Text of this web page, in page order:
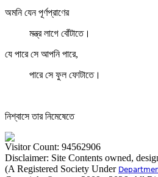
অমনি যেন পূর্ণপ্রাণের
মন্ত্র লাগে বোঁটাতে।
যে পারে সে আপনি পারে,
পারে সে ফুল ফোটাতে।
নিশ্বাসে তার নিমেষেতে
Visitor Count: 94562906
Disclaimer: Site Contents owned,
(A Registered Society Under